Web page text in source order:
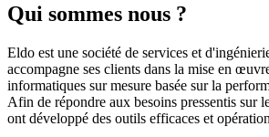
Qui sommes nous ?
Eldo est une société de services et
accompagne ses clients dans la mise en
informatiques sur mesure basée sur la
Afin de répondre aux besoins pressentis sur
ont développé des outils efficaces et